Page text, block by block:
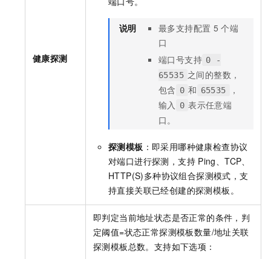
健康探测
说明 最多支持配置 5 个端
口
端口号支持 0 -
65535 之间的整数，
包含 0 和 65535
，
输入
0 表示任意端
口。
探测模板 ：即采用哪种健康检查协议
对端口进行探测，支持 Ping、TCP、
HTTP(S)多种协议组合探测模式，支
持直接关联已经创建的探测模板。
即判定当前地址状态是否正常的条件，判
定阈值=状态正常探测模板数量/地址关联
探测模板总数。支持如下选项：